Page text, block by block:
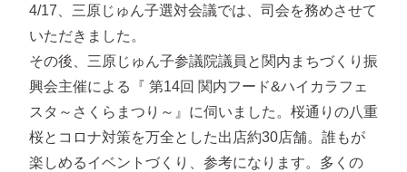
4/17、三原じゅん子選対会議では、司会を務めさせて
いただきました。
その後、三原じゅん子参議院議員と関内まちづくり振
興会主催による『 第14回 関内フード&ハイカラフェ
スタ～さくらまつり～』に伺いました。桜通りの八重
桜とコロナ対策を万全とした出店約30店舗。誰もが
楽しめるイベントづくり、参考になります。多くの